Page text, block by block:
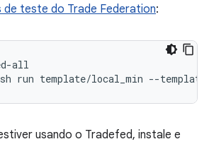
de teste do Trade Federation:
all
usando o Tradefed, instale e